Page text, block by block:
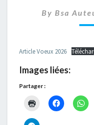
By Bsa
Article Voeux 2026
Images liées:
Partager :